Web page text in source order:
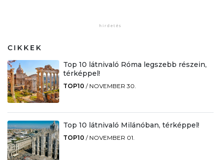
CIKKEK
Top 10 látnivaló Róma legszebb részein,
térképpel!
TOP10 / NOVEMBER 30.
Top 10 látnivaló Milánóban, térképpel!
TOP10 / NOVEMBER 01.